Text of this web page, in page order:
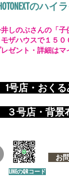
のハ
1号店・おく
​ ３号店・背
お
しのぶさんの「
モザハウスで１５
ゼント・詳細は
LINEのQRコード